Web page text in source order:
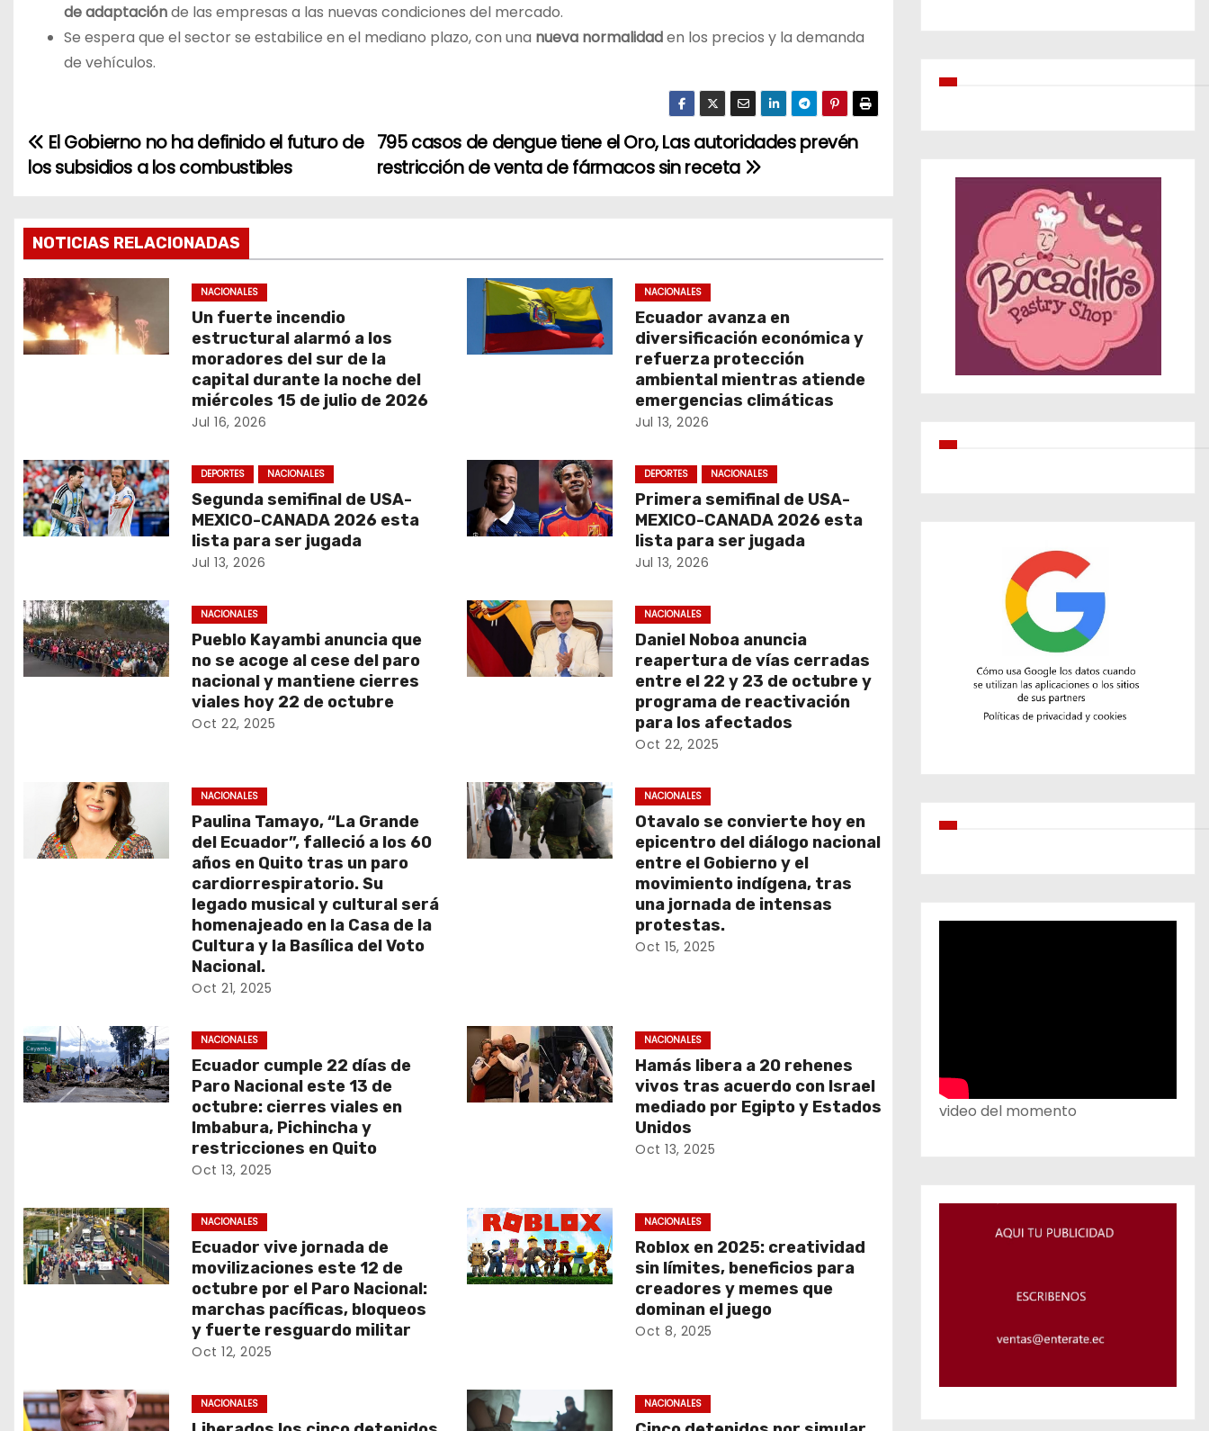
de adaptaciónde las empresas a las nuevas condiciones del mercado.
Se espera que el sector se estabilice en el mediano plazo, con una nueva normalidaden los precios y la demanda
de vehículos.
N
v
e
g
a
ó
n
d
e
n
t
s
795 casos de dengue tiene el Oro, Las autoridades prevén
restricción de venta de fármacos sin receta
El Gobierno no ha definido el futuro de
los subsidios a los combustibles
NOTICIAS RELACIONADAS
NACIONALES
Un fuerte incendio
estructural alarmó a los
moradores del sur de la
capital durante la noche del
miércoles 15 de julio de 2026
Jul 16, 2026
NACIONALES
Ecuador avanza en
diversificación económica y
refuerza protección
ambiental mientras atiende
emergencias climáticas
Jul 13, 2026
DEPORTES NACIONALES
Segunda semifinal de USA-
MEXICO-CANADA 2026 esta
lista para ser jugada
Jul 13, 2026
DEPORTES NACIONALES
Primera semifinal de USA-
MEXICO-CANADA 2026 esta
lista para ser jugada
Jul 13, 2026
NACIONALES
Pueblo Kayambi anuncia que
no se acoge al cese del paro
nacional y mantiene cierres
viales hoy 22 de octubre
Oct 22, 2025
NACIONALES
Daniel Noboa anuncia
reapertura de vías cerradas
entre el 22 y 23 de octubre y
programa de reactivación
para los afectados
Oct 22, 2025
NACIONALES
Paulina Tamayo, “La Grande
del Ecuador”, falleció a los 60
años en Quito tras un paro
cardiorrespiratorio. Su
legado musical y cultural será
homenajeado en la Casa de la
Cultura y la Basílica del Voto
Nacional.
Oct 21, 2025
NACIONALES
Otavalo se convierte hoy en
epicentro del diálogo nacional
entre el Gobierno y el
movimiento indígena, tras
una jornada de intensas
protestas.
Oct 15, 2025
NACIONALES
Ecuador cumple 22 días de
Paro Nacional este 13 de
octubre: cierres viales en
Imbabura, Pichincha y
restricciones en Quito
Oct 13, 2025
NACIONALES
Hamás libera a 20 rehenes
vivos tras acuerdo con Israel
mediado por Egipto y Estados
Unidos
Oct 13, 2025
NACIONALES
Ecuador vive jornada de
movilizaciones este 12 de
octubre por el Paro Nacional:
marchas pacíficas, bloqueos
y fuerte resguardo militar
Oct 12, 2025
NACIONALES
Roblox en 2025: creatividad
sin límites, beneficios para
creadores y memes que
dominan el juego
Oct 8, 2025
NACIONALES NACIONALES
video del momento